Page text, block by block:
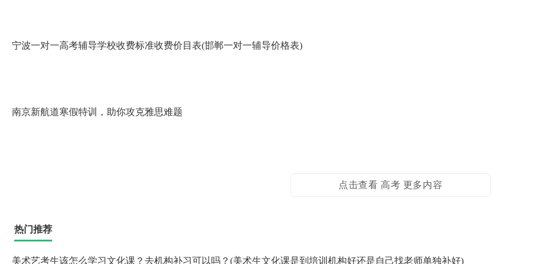
宁波一对一高考辅导学校收费标准收费价目表(邯郸一对一辅导价格表)
南京新航道寒假特训，助你攻克雅思难题
点击查看 高考 更多内容
热门推荐
美术艺考生该怎么学习文化课？去机构补习可以吗？(美术生文化课是到培训机构好还是自己找老师单独补好)